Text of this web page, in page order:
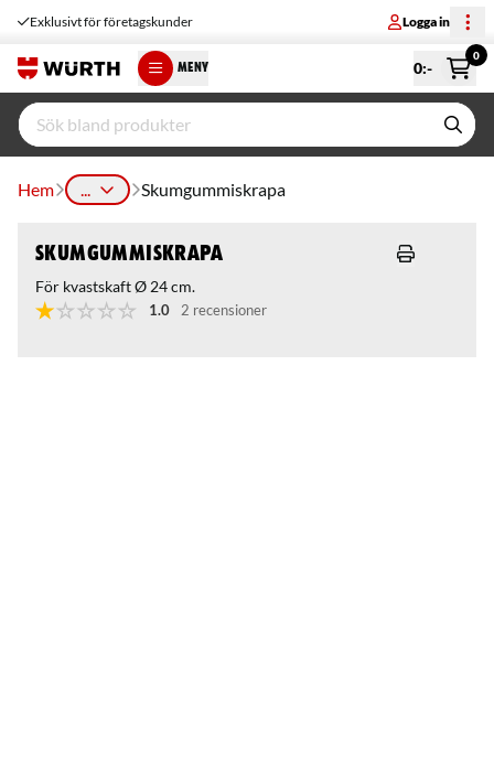
Exklusivt för företagskunder Logga in
MENY 0:-
0
Hem ... Skumgummiskrapa
Skumgummiskrapa
För kvastskaft Ø 24 cm.
1.0 2 recensioner